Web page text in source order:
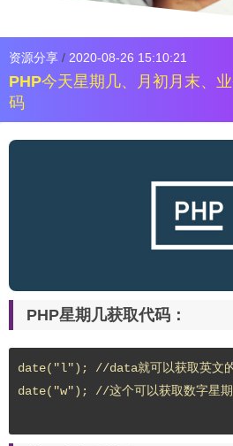
资源分享 / 2020-08-26 15:10:21
PHP今天星期几、月初月末、
码
PHP星期几获取代码：
date("l"); //data就可以获取英文的
date("w"); //这个可以获取数字星期